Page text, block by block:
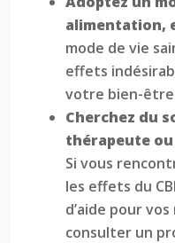
alimentation,
mode de vie
effets
votre bien-être
Cherchez du
thérapeute ou
Si vous
les effets du
d’aide pour
consulter un